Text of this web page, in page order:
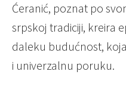
Ćeranić, poznat po
srpskoj tradiciji, kreira
daleku budućnost,
i univerzalnu poruku.